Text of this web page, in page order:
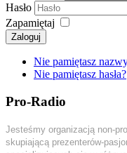
Hasło
Zapamiętaj
Zaloguj
Nie pamiętasz
Nie pamiętasz hasła?
Pro-Radio
Jesteśmy organizacją non-
skupiającą prezenterów-